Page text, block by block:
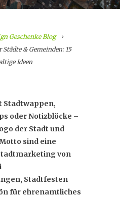
Geschenke Blog
Städte & Gemeinden: 15
Ideen
Stadtwappen,
oder Notizblöcke –
der Stadt und
sind eine
von
Stadtfesten
für ehrenamtliches